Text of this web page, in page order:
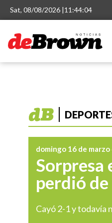
Sat, 08/08/2026 |11:44:05
domingo 16 de marzo
Sorpresa
perdió
Cayó 2-1 y todavía